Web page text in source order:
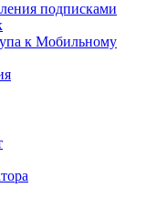
подписками
к Мобильному